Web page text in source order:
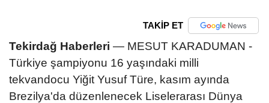
TAKİP ET
Tekirdağ Haberleri — MESUT KARADUMAN -
Türkiye şampiyonu 16 yaşındaki milli
tekvandocu Yiğit Yusuf Türe, kasım ayında
Brezilya'da düzenlenecek Liselerarası Dünya